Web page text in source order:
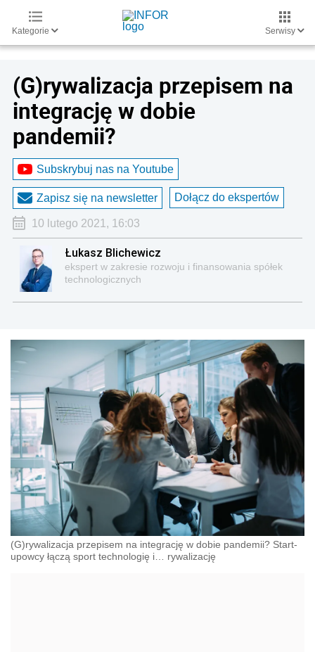
Kategorie Serwisy
(G)rywalizacja przepisem na
integrację w dobie
pandemii?
Subskrybuj nas na Youtube
Zapisz się na newsletter Dołącz do ekspertów
10 lutego 2021, 16:03
Łukasz Blichewicz
ekspert w zakresie rozwoju i finansowania spółek
technologicznych
(G)rywalizacja przepisem na integrację w dobie pandemii? Start-
upowcy łączą sport technologię i… rywalizację